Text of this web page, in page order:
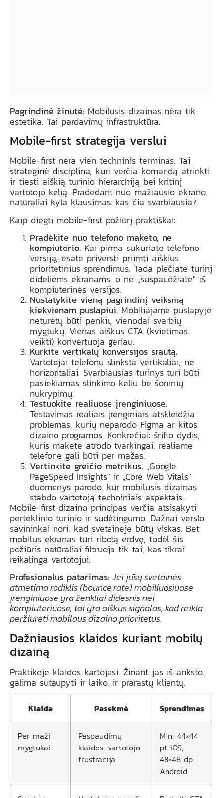
Pagrindinė žinutė: Mobilusis dizainas nėra tik
estetika. Tai pardavimų infrastruktūra.
Mobile-first strategija verslui
Mobile-first nėra vien techninis terminas. Tai
strateginė disciplina, kuri verčia komandą atrinkti
ir tiesti aiškią turinio hierarchiją bei kritinį
vartotojo kelią. Pradedant nuo mažiausio ekrano,
natūraliai kyla klausimas: kas čia svarbiausia?
Kaip diegti mobile-first požiūrį praktiškai:
Pradėkite nuo telefono maketo, ne
kompiuterio. Kai pirma sukuriate telefono
versiją, esate priversti priimti aiškius
prioritetinius sprendimus. Tada plečiate turinį
dideliems ekranams, o ne „suspaudžiate" iš
kompiuterinės versijos.
Nustatykite vieną pagrindinį veiksmą
kiekvienam puslapiui. Mobiliajame puslapyje
neturėtų būti penkių vienodai svarbių
mygtukų. Vienas aiškus CTA (kvietimas
veikti) konvertuoja geriau.
Kurkite vertikalų konversijos srautą.
Vartotojai telefonu slinksta vertikaliai, ne
horizontaliai. Svarbiausias turinys turi būti
pasiekiamas slinkimo keliu be šoninių
nukrypimų.
Testuokite realiuose įrenginiuose.
Testavimas realiais įrenginiais atskleidžia
problemas, kurių neparodo Figma ar kitos
dizaino programos. Konkrečiai: šrifto dydis,
kuris makete atrodo tvarkingai, realiame
telefone gali būti per mažas.
Vertinkite greičio metrikus. „Google
PageSpeed Insights" ir „Core Web Vitals"
duomenys parodo, kur mobilusis dizainas
stabdo vartotoją techniniais aspektais.
Mobile-first dizaino principas verčia atsisakyti
perteklinio turinio ir sudėtingumo. Dažnai verslo
savininkai nori, kad svetainėje būtų viskas. Bet
mobilus ekranas turi ribotą erdvę, todėl šis
požiūris natūraliai filtruoja tik tai, kas tikrai
reikalinga vartotojui.
Profesionalus patarimas: Jei jūsų svetainės
atmetimo rodiklis (bounce rate) mobiliuosiuose
įrenginiuose yra ženkliai didesnis nei
kompiuteriuose, tai yra aiškus signalas, kad reikia
peržiūrėti mobilaus dizaino prioritetus.
Dažniausios klaidos kuriant mobilų
dizainą
Praktikoje klaidos kartojasi. Žinant jas iš anksto,
galima sutaupyti ir laiko, ir prarastų klientų.
Klaida Pasekmė Sprendimas
Per maži
mygtukai
Paspaudimų
klaidos, vartotojo
frustracija
Min. 44×44
pt iOS,
48×48 dp
Android